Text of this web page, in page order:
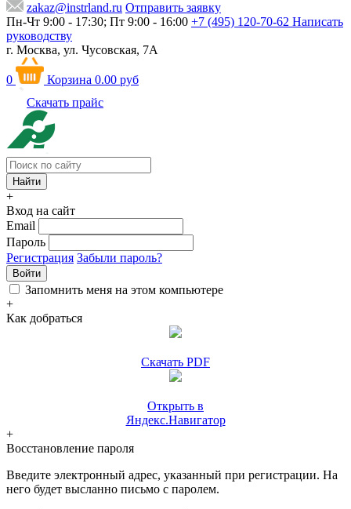
zakaz@instrland.ru Отправить заявку
Пн-Чт 9:00 - 17:30; Пт 9:00 - 16:00 +7 (495) 120-70-62 Написать
руководству
г. Москва, ул. Чусовская, 7А
0 Корзина 0.00 руб
Скачать прайс
+
Вход на сайт
Email
Пароль
Регистрация Забыли пароль?
Войти
Запомнить меня на этом компьютере
+
Как добраться
Скачать PDF
Открыть в
Яндекс.Навигатор
+
Восстановление пароля
Введите электронный адрес, указанный при регистрации. На
него будет высланно письмо с паролем.